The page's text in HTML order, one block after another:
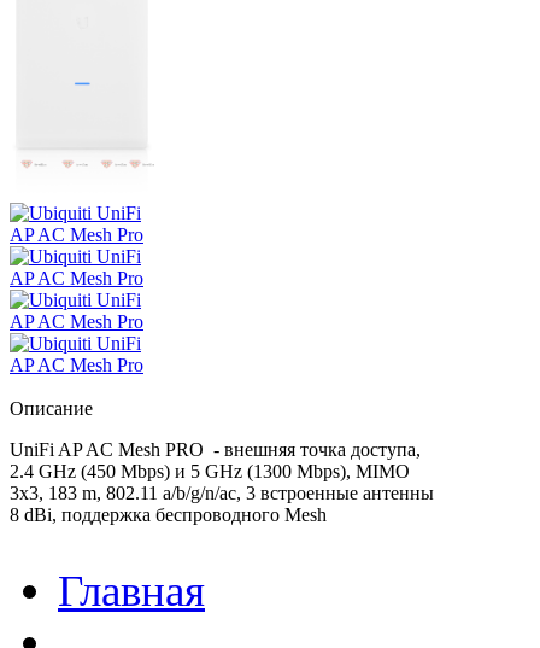
Описание
UniFi AP AC Mesh PRO - внешняя точка доступа,
2.4 GHz (450 Mbps) и 5 GHz (1300 Mbps), MIMO
3x3, 183 m, 802.11 a/b/g/n/ac, 3 встроенные антенны
8 dBi, поддержка беспроводного Mesh
Главная